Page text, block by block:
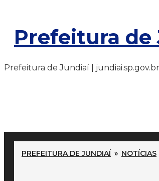
Prefeitura de
Prefeitura de Jundiaí | jundiai.sp.gov.br
PREFEITURA DE JUNDIAÍ » NOTÍCIAS